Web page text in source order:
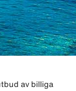
av billiga